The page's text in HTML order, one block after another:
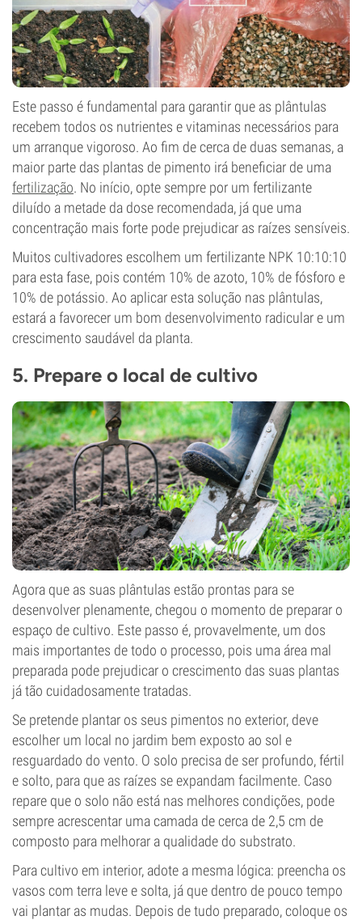
Este passo é fundamental para garantir que as plântulas
recebem todos os nutrientes e vitaminas necessários para
um arranque vigoroso. Ao fim de cerca de duas semanas, a
maior parte das plantas de pimento irá beneficiar de uma
fertilização. No início, opte sempre por um fertilizante
diluído a metade da dose recomendada, já que uma
concentração mais forte pode prejudicar as raízes sensíveis.
Muitos cultivadores escolhem um fertilizante NPK 10:10:10
para esta fase, pois contém 10% de azoto, 10% de fósforo e
10% de potássio. Ao aplicar esta solução nas plântulas,
estará a favorecer um bom desenvolvimento radicular e um
crescimento saudável da planta.
5. Prepare o local de cultivo
Agora que as suas plântulas estão prontas para se
desenvolver plenamente, chegou o momento de preparar o
espaço de cultivo. Este passo é, provavelmente, um dos
mais importantes de todo o processo, pois uma área mal
preparada pode prejudicar o crescimento das suas plantas
já tão cuidadosamente tratadas.
Se pretende plantar os seus pimentos no exterior, deve
escolher um local no jardim bem exposto ao sol e
resguardado do vento. O solo precisa de ser profundo, fértil
e solto, para que as raízes se expandam facilmente. Caso
repare que o solo não está nas melhores condições, pode
sempre acrescentar uma camada de cerca de 2,5 cm de
composto para melhorar a qualidade do substrato.
Para cultivo em interior, adote a mesma lógica: preencha os
vasos com terra leve e solta, já que dentro de pouco tempo
vai plantar as mudas. Depois de tudo preparado, coloque os